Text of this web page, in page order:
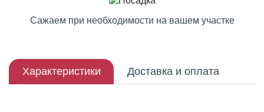
Сажаем при необходимости на вашем участке
Характеристики Доставка и оплата